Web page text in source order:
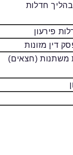
חדלות
פירעון
דין מזונות
משתנות (חצאים)